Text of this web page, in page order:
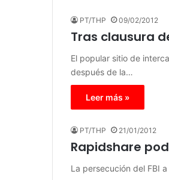
PT/THP 09/02/2012
Tras clausura
El popular sitio de
después de la…
Leer más »
PT/THP 21/01/2012
Rapidshare
La persecución del FBI